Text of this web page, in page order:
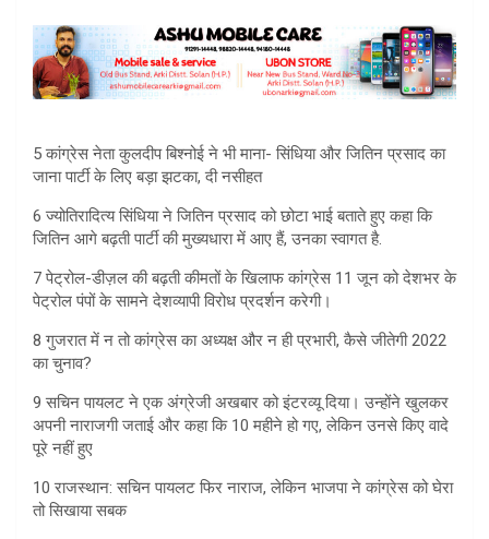
5 कांग्रेस नेता कुलदीप बिश्नोई ने भी माना- सिंधिया और जितिन प्रसाद का
जाना पार्टी के लिए बड़ा झटका, दी नसीहत
6 ज्योतिरादित्य सिंधिया ने जितिन प्रसाद को छोटा भाई बताते हुए कहा कि
जितिन आगे बढ़ती पार्टी की मुख्यधारा में आए हैं, उनका स्वागत है.
7 पेट्रोल-डीज़ल की बढ़ती कीमतों के खिलाफ कांग्रेस 11 जून को देशभर के
पेट्रोल पंपों के सामने देशव्यापी विरोध प्रदर्शन करेगी।
8 गुजरात में न तो कांग्रेस का अध्यक्ष और न ही प्रभारी, कैसे जीतेगी 2022
का चुनाव?
9 सचिन पायलट ने एक अंग्रेजी अखबार को इंटरव्यू दिया। उन्होंने खुलकर
अपनी नाराजगी जताई और कहा कि 10 महीने हो गए, लेकिन उनसे किए वादे
पूरे नहीं हुए
10 राजस्थान: सचिन पायलट फिर नाराज, लेकिन भाजपा ने कांग्रेस को घेरा
तो सिखाया सबक